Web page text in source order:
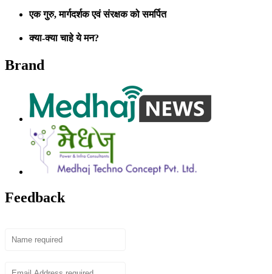
एक गुरु, मार्गदर्शक एवं संरक्षक को समर्पित
क्या-क्या चाहे ये मन?
Brand
Feedback